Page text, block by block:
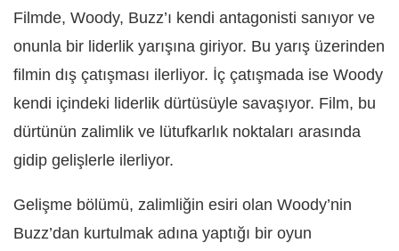
Filmde, Woody, Buzz’ı kendi antagonisti sanıyor ve
onunla bir liderlik yarışına giriyor. Bu yarış üzerinden
filmin dış çatışması ilerliyor. İç çatışmada ise Woody
kendi içindeki liderlik dürtüsüyle savaşıyor. Film, bu
dürtünün zalimlik ve lütufkarlık noktaları arasında
gidip gelişlerle ilerliyor.
Gelişme bölümü, zalimliğin esiri olan Woody’nin
Buzz’dan kurtulmak adına yaptığı bir oyun